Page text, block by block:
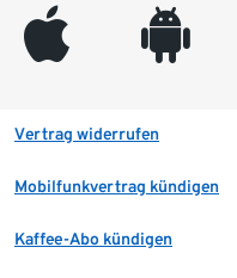
appleinc android
Vertrag widerrufen
Mobilfunkvertrag kündigen
Kaffee-Abo kündigen